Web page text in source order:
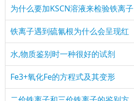
为什么要加KSCN溶液来检验铁离子
铁离子遇到硫氰根为什么会呈现红
水,物质鉴别时一种很好的试剂
Fe3+氧化Fe的方程式及其变形